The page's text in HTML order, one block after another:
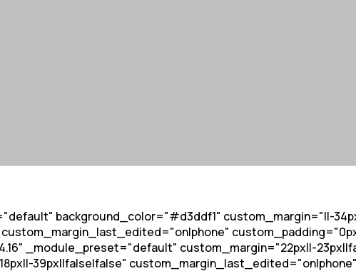
background_color="#d3ddf1" custom_margin="||-
_module_preset="default" custom_margin="22px||-
39px||false|false" custom_margin_last_edited="on|phone"